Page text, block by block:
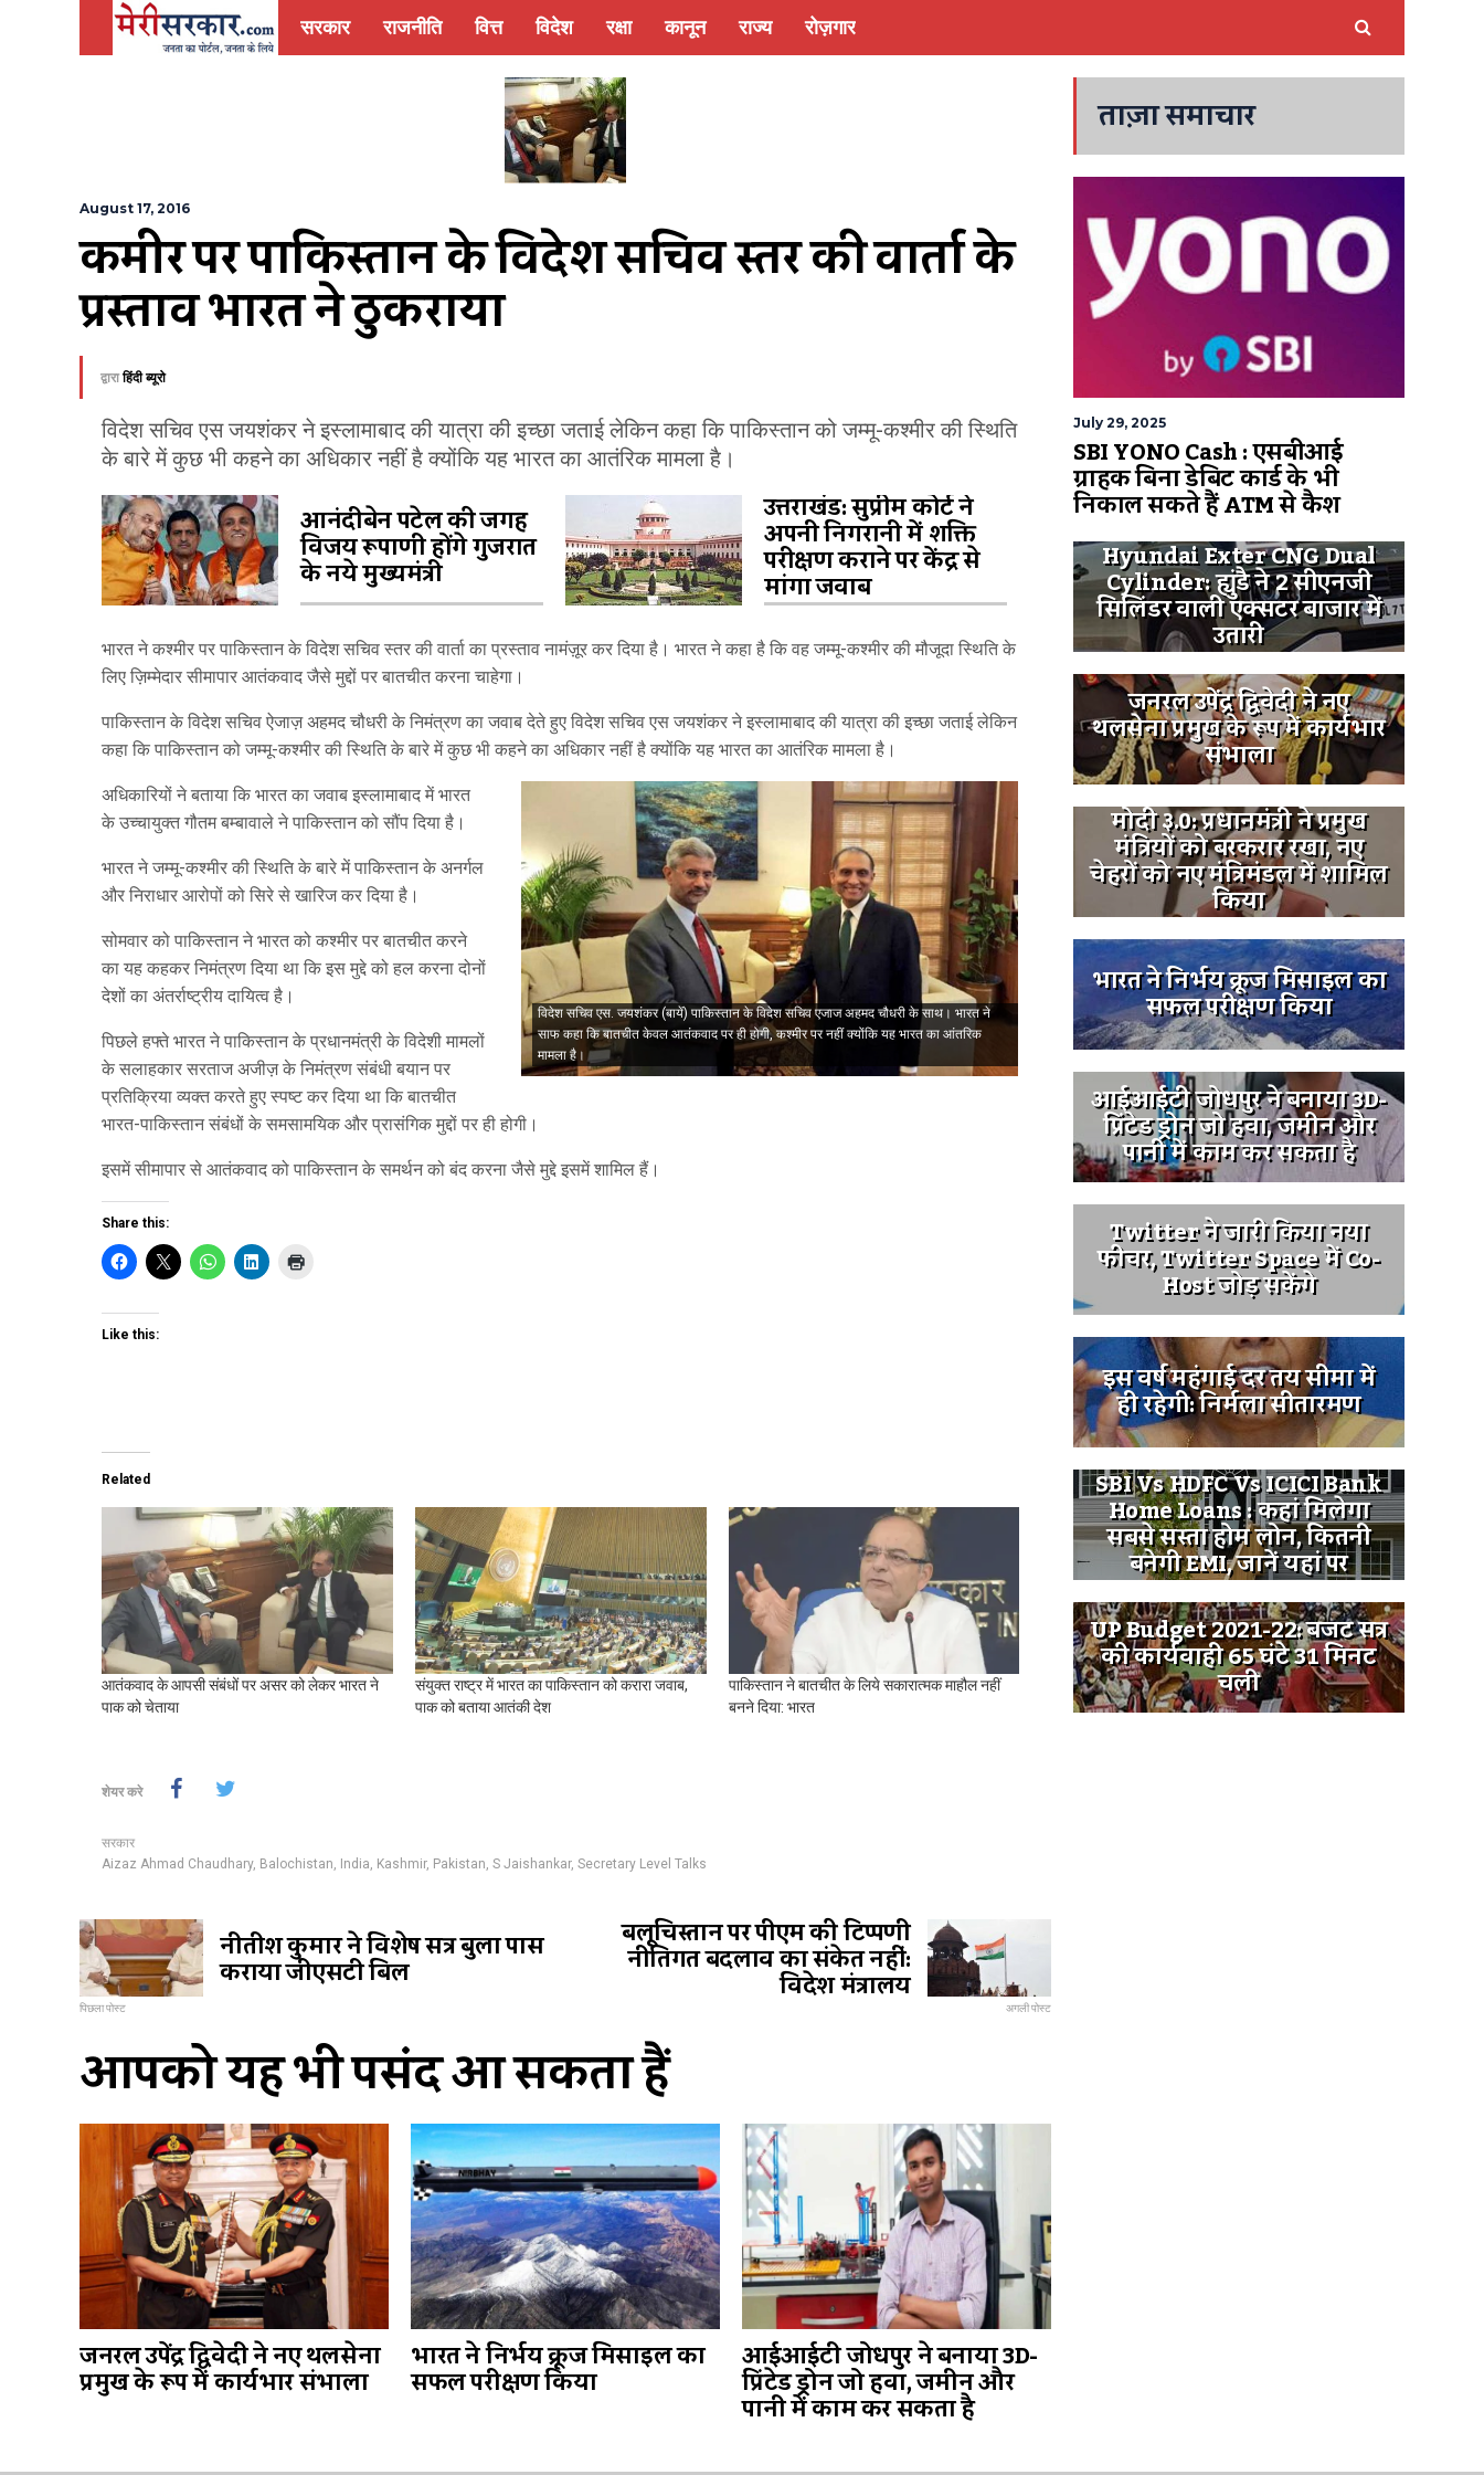
सरकार राजनीति वित्त विदेश रक्षा कानून राज्य रोज़गार
August 17, 2016
कश्मीर पर पाकिस्तान के विदेश सचिव स्तर की वार्ता के
प्रस्ताव भारत ने ठुकराया
द्वाराहिंदी ब्यूरो
विदेश सचिव एस जयशंकर ने इस्लामाबाद की यात्रा की इच्छा जताई लेकिन कहा कि पाकिस्तान को जम्मू-कश्मीर की स्थिति
के बारे में कुछ भी कहने का अधिकार नहीं है क्योंकि यह भारत का आतंरिक मामला है।
आनंदीबेन पटेल की जगह
विजय रूपाणी होंगे गुजरात
के नये मुख्यमंत्री
उत्तराखंड: सुप्रीम कोर्ट ने
अपनी निगरानी में शक्ति
परीक्षण कराने पर केंद्र से
मांगा जवाब
भारत ने कश्मीर पर पाकिस्तान के विदेश सचिव स्तर की वार्ता का प्रस्ताव नामंज़ूर कर दिया है। भारत ने कहा है कि वह जम्मू-कश्मीर की मौजूदा स्थिति के
लिए ज़िम्मेदार सीमापार आतंकवाद जैसे मुद्दों पर बातचीत करना चाहेगा।
पाकिस्तान के विदेश सचिव ऐजाज़ अहमद चौधरी के निमंत्रण का जवाब देते हुए विदेश सचिव एस जयशंकर ने इस्लामाबाद की यात्रा की इच्छा जताई लेकिन
कहा कि पाकिस्तान को जम्मू-कश्मीर की स्थिति के बारे में कुछ भी कहने का अधिकार नहीं है क्योंकि यह भारत का आतंरिक मामला है।
विदेश सचिव एस. जयशंकर (बायें) पाकिस्तान के विदेश सचिव एजाज अहमद चौधरी के साथ। भारत ने
साफ कहा कि बातचीत केवल आतंकवाद पर ही होगी, कश्मीर पर नहीं क्योंकि यह भारत का आंतरिक
मामला है।
अधिकारियों ने बताया कि भारत का जवाब इस्लामाबाद में भारत
के उच्चायुक्त गौतम बम्बावाले ने पाकिस्तान को सौंप दिया है।
भारत ने जम्मू-कश्मीर की स्थिति के बारे में पाकिस्तान के अनर्गल
और निराधार आरोपों को सिरे से खारिज कर दिया है।
सोमवार को पाकिस्तान ने भारत को कश्मीर पर बातचीत करने
का यह कहकर निमंत्रण दिया था कि इस मुद्दे को हल करना दोनों
देशों का अंतर्राष्ट्रीय दायित्व है।
पिछले हफ्ते भारत ने पाकिस्ता‍न के प्रधानमंत्री के विदेशी मामलों
के सलाहकार सरताज अजीज़ के निमंत्रण संबंधी बयान पर
प्रतिक्रिया व्यक्त करते हुए स्पष्ट कर दिया था कि बातचीत
भारत-पा‍किस्तान संबंधों के समसामयिक और प्रासंगिक मुद्दों पर ही होगी।
इसमें सीमापार से आतंकवाद को पाकिस्तान के समर्थन को बंद करना जैसे मुद्दे इसमें शामिल हैं।
Share this:
Like this:
Related
आतंकवाद के आपसी संबंधों पर असर को लेकर भारत ने
पाक को चेताया
संयुक्त राष्ट्र में भारत का पाकिस्तान को करारा जवाब,
पाक को बताया आतंकी देश
पाकिस्तान ने बातचीत के लिये सकारात्मक माहौल नहीं
बनने दिया: भारत
शेयर करे
सरकार
Aizaz Ahmad Chaudhary, Balochistan India Kashmir, Pakistan S Jaishankar, Secretary Level Talks
नीतीश कुमार ने विशेष सत्र बुला पास
कराया जीएसटी बिल
पिछला पोस्ट
बलूचिस्तान पर पीएम की टिप्पणी
नीतिगत बदलाव का संकेत नहीं:
विदेश मंत्रालय अगली पोस्ट
आपको यह भी पसंद आ सकता हैं
जनरल उपेंद्र द्विवेदी ने नए थलसेना
प्रमुख के रूप में कार्यभार संभाला
भारत ने निर्भय क्रूज मिसाइल का
सफल परीक्षण किया
आईआईटी जोधपुर ने बनाया 3D-
प्रिंटेड ड्रोन जो हवा, जमीन और
पानी में काम कर सकता है
ताज़ा समाचार
July 29, 2025
SBI YONO Cash : एसबीआई
ग्राहक बिना डेबिट कार्ड के भी
निकाल सकते हैं ATM से कैश
Hyundai Exter CNG Dual
Cylinder: ह्युंडै ने 2 सीएनजी
सिलिंडर वाली एक्सटर बाजार में
उतारी
जनरल उपेंद्र द्विवेदी ने नए
थलसेना प्रमुख के रूप में कार्यभार
संभाला
मोदी ३.0: प्रधानमंत्री ने प्रमुख
मंत्रियों को बरकरार रखा, नए
चेहरों को नए मंत्रिमंडल में शामिल
किया
भारत ने निर्भय क्रूज मिसाइल का
सफल परीक्षण किया
आईआईटी जोधपुर ने बनाया 3D-
प्रिंटेड ड्रोन जो हवा, जमीन और
पानी में काम कर सकता है
Twitter ने जारी किया नया
फीचर, Twitter Space में Co-
Host जोड़ सकेंगे
इस वर्ष महंगाई दर तय सीमा में
ही रहेगी: निर्मला सीतारमण
SBI Vs HDFC Vs ICICI Bank
Home Loans : कहां मिलेगा
सबसे सस्ता होम लोन, कितनी
बनेगी EMI, जानें यहां पर
UP Budget 2021-22: बजट सत्र
की कार्यवाही 65 घंटे 31 मिनट
चली